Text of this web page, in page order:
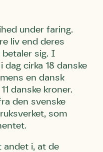
under faring.
liv end deres
sig. I
dag cirka 18 danske
en dansk
danske kroner.
den svenske
som
andet i, at de